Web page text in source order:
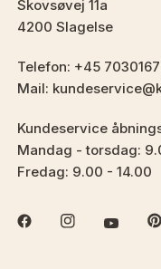
Skovsøvej 11a
4200 Slagelse
Telefon: +45
Mail:
Kundeservice
Mandag - torsdag:
Fredag: 9.00 - 14.00